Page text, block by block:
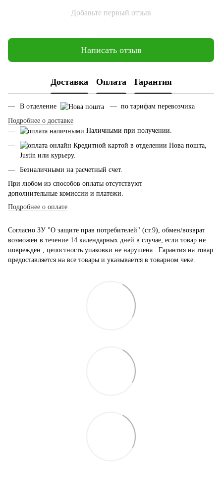
Добавьте первый отзыв
Написать отзыв
Доставка Оплата Гарантия
В отделение
— по тарифам перевозчика
Подробнее о доставке
Наличными при получении.
Кредитной картой в отделении Нова пошта,
Justin или курьеру.
Безналичными на расчетный счет.
При любом из способов оплаты отсутствуют
дополнительные комиссии и платежи.
Подробнее о оплате
Согласно ЗУ "О защите прав потребителей" (ст.9), обмен/возврат
возможен в течение 14 календарных дней в случае, если товар не
поврежден , целостность упаковки не нарушена . Гарантия на товар
предоставляется на все товары и указывается в товарном чеке.